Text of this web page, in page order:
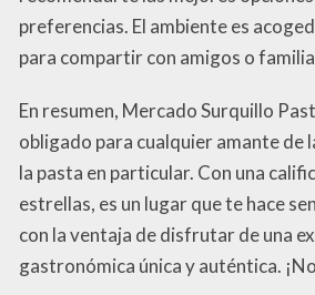
preferencias. El ambiente es
para compartir con amigos o
En resumen, Mercado Surquillo
obligado para cualquier amante de
la pasta en particular. Con una
estrellas, es un lugar que te hace
con la ventaja de disfrutar de una
gastronómica única y auténtica.